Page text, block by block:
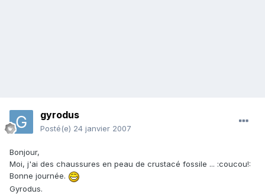
gyrodus
Posté(e) 24 janvier 2007
Bonjour,
Moi, j'ai des chaussures en peau de crustacé fossile ... :coucou!:
Bonne journée.
Gyrodus.